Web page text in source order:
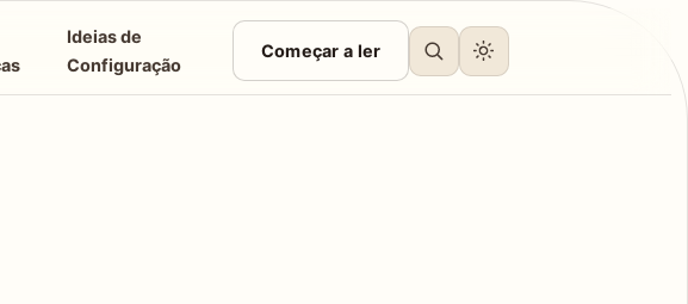
Ideias de
Configuração
Começar a ler